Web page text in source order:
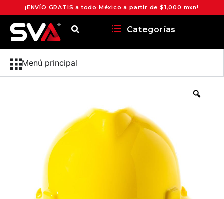
¡ENVÍO GRATIS a todo México a partir de $1,000 mxn!
Categorías
Menú principal